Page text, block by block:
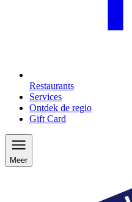
Restaurants
Services
Ontdek de regio
Gift Card
Meer